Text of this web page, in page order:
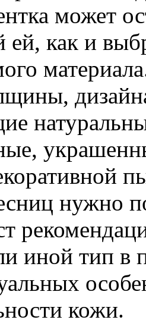
может
ей, как и
нужно
иной тип в
кожи.